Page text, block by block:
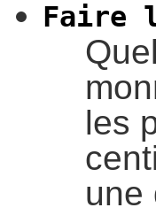
Faire
les
une